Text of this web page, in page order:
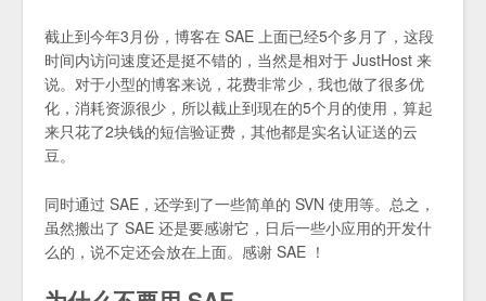
截止到今年3月份，博客在 SAE 上面已经5个多月了，这段
时间内访问速度还是挺不错的，当然是相对于 JustHost 来
说。对于小型的博客来说，花费非常少，我也做了很多优
化，消耗资源很少，所以截止到现在的5个月的使用，算起
来只花了2块钱的短信验证费，其他都是实名认证送的云
豆。
同时通过 SAE，还学到了一些简单的 SVN 使用等。总之，
虽然搬出了 SAE 还是要感谢它，日后一些小应用的开发什
么的，说不定还会放在上面。感谢 SAE ！